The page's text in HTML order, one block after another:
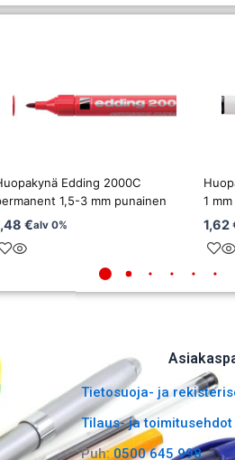
Edding 2000C
1,5-3 mm punainen
€alv 0%
1
1,62
Tietosuoja- ja
Tilaus- ja toimitusehdot
Puh:0500 645 998